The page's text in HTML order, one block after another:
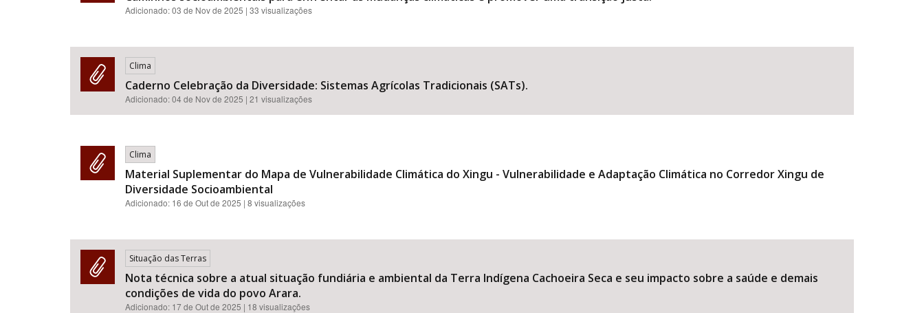
Adicionado:03 de Nov de 2025 | 33 visualizações
Clima
Caderno Celebração da Diversidade: Sistemas Agrícolas Tradicionais (SATs).
Adicionado:04 de Nov de 2025 | 21 visualizações
Clima
Material Suplementar do Mapa de Vulnerabilidade Climática do Xingu - Vulnerabilidade e Adaptação Climática no Corredor Xingu de
Diversidade Socioambiental
Adicionado: 16 de Out de 2025 | 8 visualizações
Situação das Terras
Nota técnica sobre a atual situação fundiária e ambiental da Terra Indígena Cachoeira Seca e seu impacto sobre a saúde e demais
condições de vida do povo Arara.
Adicionado: 17 de Out de 2025 | 18 visualizações